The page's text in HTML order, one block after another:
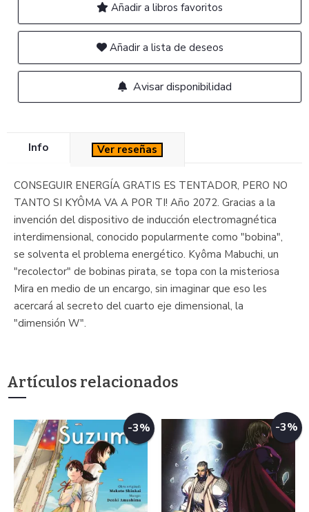
Añadir a libros favoritos
Añadir a lista de deseos
Avisar disponibilidad
Info Ver reseñas
CONSEGUIR ENERGÍA GRATIS ES TENTADOR, PERO NO
TANTO SI KYÔMA VA A POR TI! Año 2072. Gracias a la
invención del dispositivo de inducción electromagnética
interdimensional, conocido popularmente como "bobina",
se solventa el problema energético. Kyôma Mabuchi, un
"recolector" de bobinas pirata, se topa con la misteriosa
Mira en medio de un encargo, sin imaginar que eso les
acercará al secreto del cuarto eje dimensional, la
"dimensión W".
Artículos relacionados
-3% -3%